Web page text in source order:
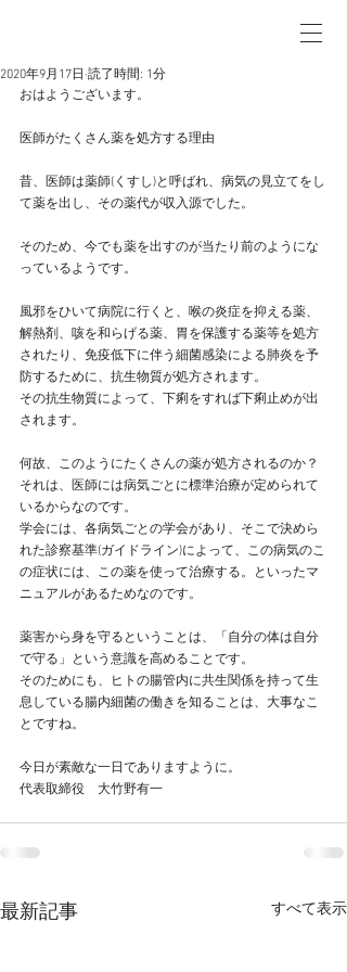
2020年9月17日 読了時間: 1分
おはようございます。
医師がたくさん薬を処方する理由
昔、医師は薬師(くすし)と呼ばれ、病気の見立てをし
て薬を出し、その薬代が収入源でした。
そのため、今でも薬を出すのが当たり前のようにな
っているようです。
風邪をひいて病院に行くと、喉の炎症を抑える薬、
解熱剤、咳を和らげる薬、胃を保護する薬等を処方
されたり、免疫低下に伴う細菌感染による肺炎を予
防するために、抗生物質が処方されます。
その抗生物質によって、下痢をすれば下痢止めが出
されます。
何故、このようにたくさんの薬が処方されるのか？
それは、医師には病気ごとに標準治療が定められて
いるからなのです。
学会には、各病気ごとの学会があり、そこで決めら
れた診察基準(ガイドライン)によって、この病気のこ
の症状には、この薬を使って治療する。といったマ
ニュアルがあるためなのです。
薬害から身を守るということは、「自分の体は自分
で守る」という意識を高めることです。
そのためにも、ヒトの腸管内に共生関係を持って生
息している腸内細菌の働きを知ることは、大事なこ
とですね。
今日が素敵な一日でありますように。
代表取締役　大竹野有一
最新記事 すべて表示